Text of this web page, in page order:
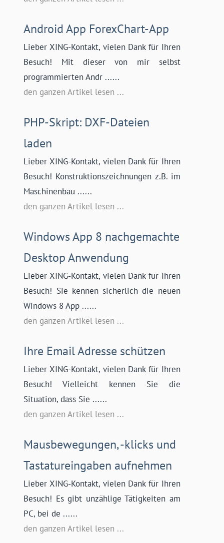
Android App ForexChart-App
Lieber XING-Kontakt, vielen Dank für Ihren
Besuch! Mit dieser von mir selbst
programmierten Andr ......
den ganzen Artikel lesen ...
PHP-Skript: DXF-Dateien
laden
Lieber XING-Kontakt, vielen Dank für Ihren
Besuch! Konstruktionszeichnungen z.B. im
Maschinenbau ......
den ganzen Artikel lesen ...
Windows App 8 nachgemachte
Desktop Anwendung
Lieber XING-Kontakt, vielen Dank für Ihren
Besuch! Sie kennen sicherlich die neuen
Windows 8 App ......
den ganzen Artikel lesen ...
Ihre Email Adresse schützen
Lieber XING-Kontakt, vielen Dank für Ihren
Besuch! Vielleicht kennen Sie die
Situation, dass Sie ......
den ganzen Artikel lesen ...
Mausbewegungen, -klicks und
Tastatureingaben aufnehmen
Lieber XING-Kontakt, vielen Dank für Ihren
Besuch! Es gibt unzählige Tätigkeiten am
PC, bei de ......
den ganzen Artikel lesen ...